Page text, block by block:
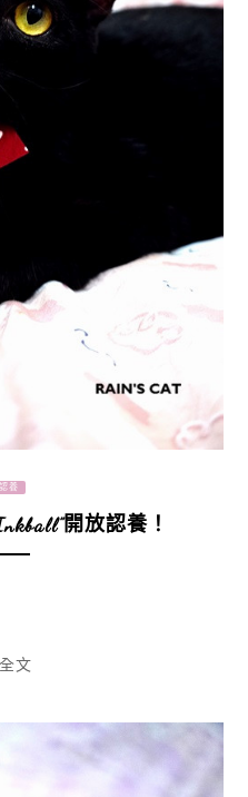
養
開放認養！
文